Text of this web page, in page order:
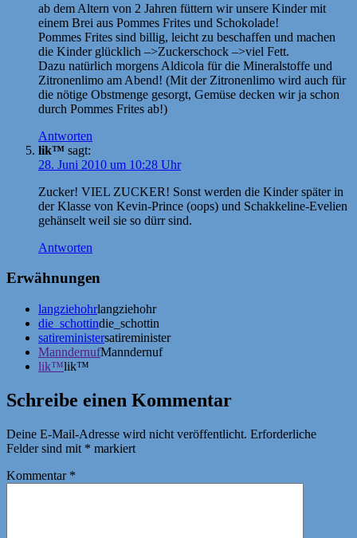
ab dem Altern von 2 Jahren füttern wir unsere Kinder mit
einem Brei aus Pommes Frites und Schokolade!
Pommes Frites sind billig, leicht zu beschaffen und machen
die Kinder glücklich –>Zuckerschock –>viel Fett.
Dazu natürlich morgens Aldicola für die Mineralstoffe und
Zitronenlimo am Abend! (Mit der Zitronenlimo wird auch für
die nötige Obstmenge gesorgt, Gemüse decken wir ja schon
durch Pommes Frites ab!)
Antworten
lik™ sagt:
28. Juni 2010 um 10:28 Uhr
Zucker! VIEL ZUCKER! Sonst werden die Kinder später in
der Klasse von Kevin-Prince (oops) und Schakkeline-Evelien
gehänselt weil sie so dürr sind.
Antworten
Erwähnungen
langziehohrlangziehohr
die_schottindie_schottin
satireministersatireminister
ManndernufManndernuf
lik™lik™
Schreibe einen Kommentar
Deine E-Mail-Adresse wird nicht veröffentlicht. Erforderliche
Felder sind mit * markiert
Kommentar *